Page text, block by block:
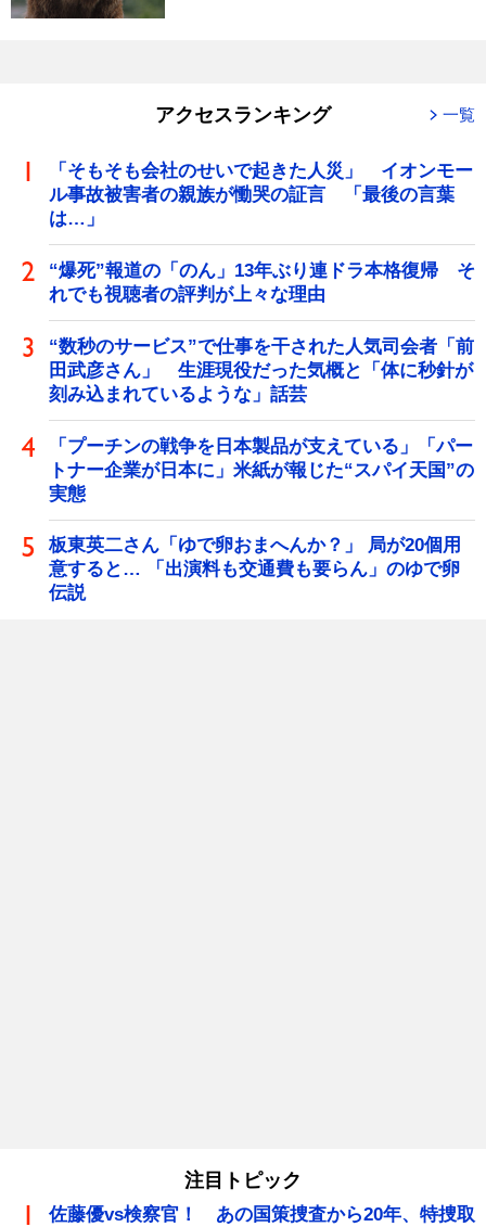
アクセスランキング 一覧
「そもそも会社のせいで起きた人災」 イオンモー
ル事故被害者の親族が慟哭の証言 「最後の言葉
は…」
“爆死”報道の「のん」13年ぶり連ドラ本格復帰 そ
れでも視聴者の評判が上々な理由
“数秒のサービス”で仕事を干された人気司会者「前
田武彦さん」 生涯現役だった気概と「体に秒針が
刻み込まれているような」話芸
「プーチンの戦争を日本製品が支えている」「パー
トナー企業が日本に」米紙が報じた“スパイ天国”の
実態
板東英二さん「ゆで卵おまへんか？」 局が20個用
意すると… 「出演料も交通費も要らん」のゆで卵
伝説
注目トピック
佐藤優vs検察官！ あの国策捜査から20年、特捜取